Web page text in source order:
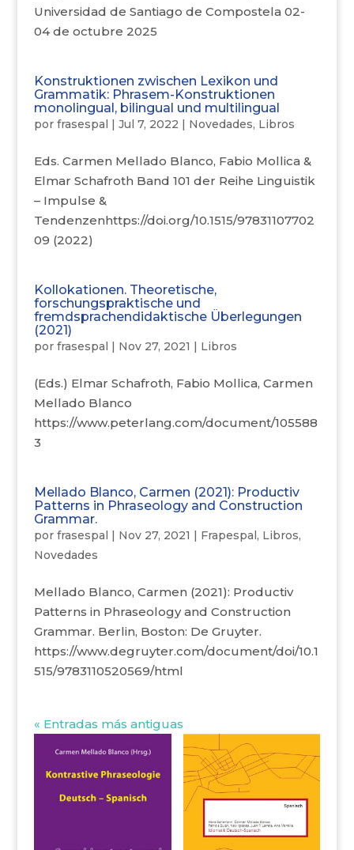
Universidad de Santiago de Compostela 02-
04 de octubre 2025
Konstruktionen zwischen Lexikon und
Grammatik: Phrasem-Konstruktionen
monolingual, bilingual und multilingual
por frasespal | Jul 7, 2022 | Novedades, Libros
Eds. Carmen Mellado Blanco, Fabio Mollica &
Elmar Schafroth Band 101 der Reihe Linguistik
– Impulse &
Tendenzenhttps://doi.org/10.1515/97831107702
09 (2022)
Kollokationen. Theoretische,
forschungspraktische und
fremdsprachendidaktische Überlegungen
(2021)
por frasespal | Nov 27, 2021 | Libros
(Eds.) Elmar Schafroth, Fabio Mollica, Carmen
Mellado Blanco
https://www.peterlang.com/document/105588
3
Mellado Blanco, Carmen (2021): Productiv
Patterns in Phraseology and Construction
Grammar.
por frasespal | Nov 27, 2021 | Frapespal, Libros,
Novedades
Mellado Blanco, Carmen (2021): Productiv
Patterns in Phraseology and Construction
Grammar. Berlin, Boston: De Gruyter.
https://www.degruyter.com/document/doi/10.1
515/9783110520569/html
« Entradas más antiguas